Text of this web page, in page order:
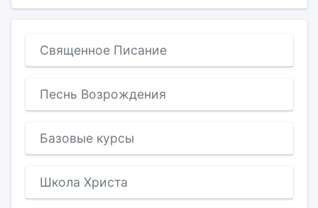
Священное Писание
Песнь Возрождения
Базовые курсы
Школа Христа